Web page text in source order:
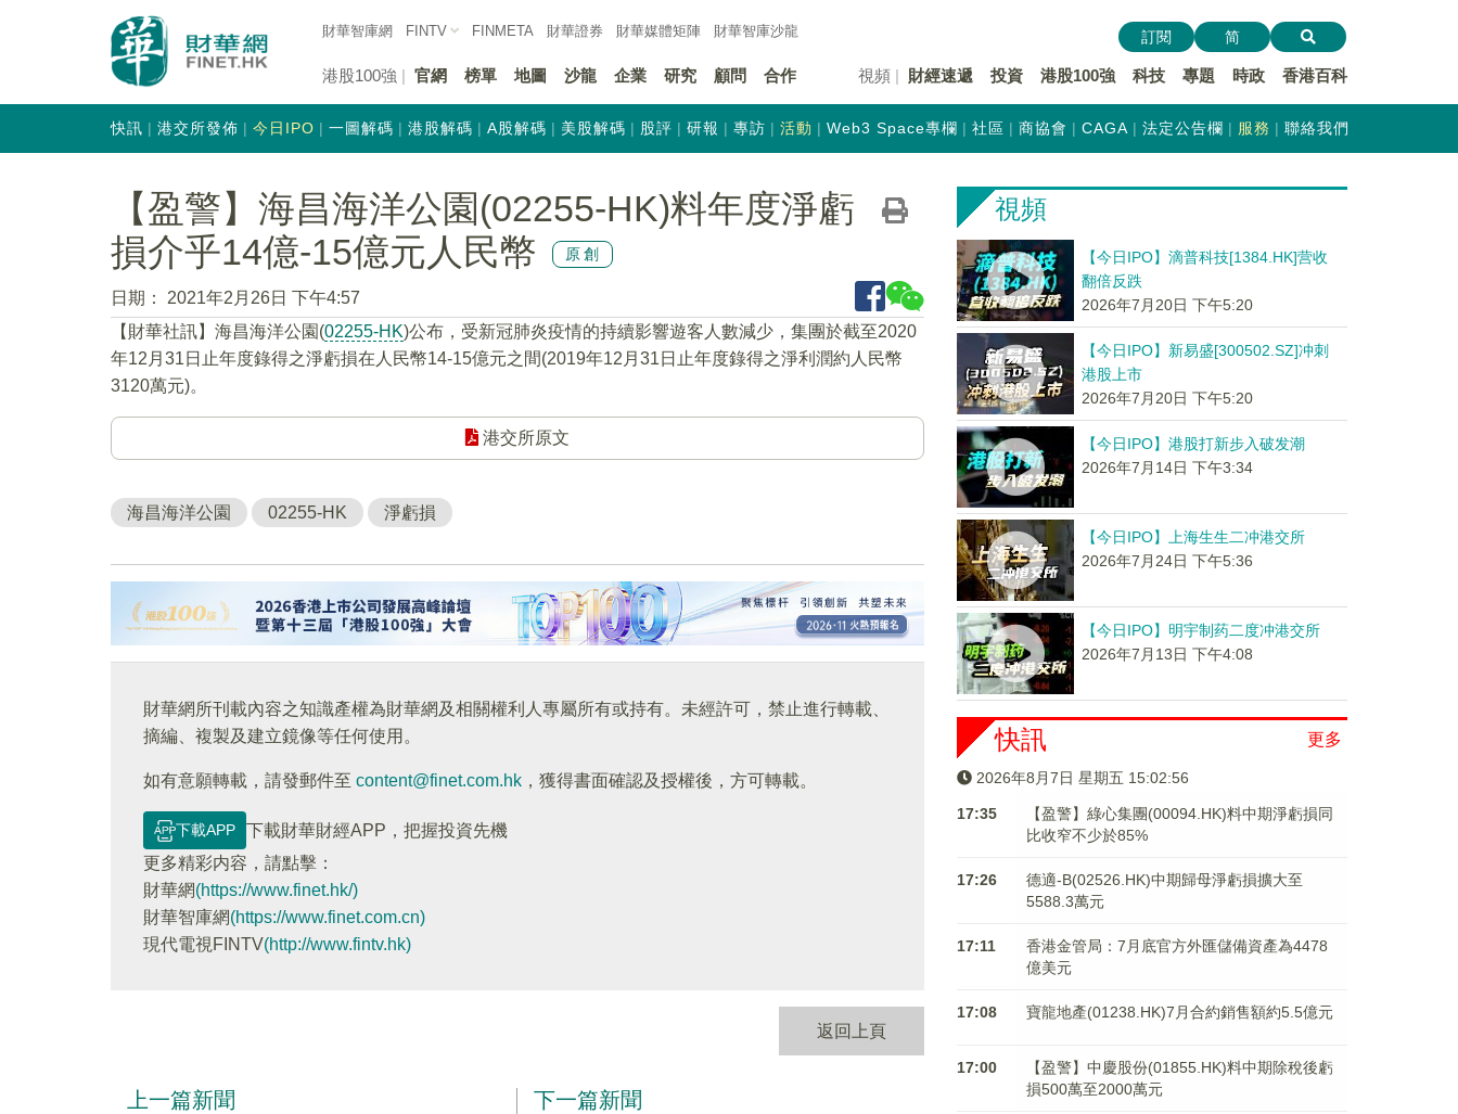
財華智庫網 FINTV FINMETA 財華證券 財華媒體矩陣 財華智庫沙龍
港股100強 官網 榜單 地圖 沙龍 企業 研究 顧問 合作 視頻 財經速遞 投資 港股100強 科技 專題 時政 香港百科
訂閱 简
快訊 港交所發佈 今日IPO 一圖解碼 港股解碼 A股解碼 美股解碼 股評 研報 專訪 活動 Web3 Space專欄 社區 商協會 CAGA 法定公告欄 服務 聯絡我們
【盈警】海昌海洋公園(02255-HK)料年度淨虧
損介乎14億-15億元人民幣
原創
日期：
2021年2月26日 下午4:57
【財華社訊】海昌海洋公園(02255-HK)公布，受新冠肺炎疫情的持續影響遊客人數減少，集團於截至2020
年12月31日止年度錄得之淨虧損在人民幣14-15億元之間(2019年12月31日止年度錄得之淨利潤約人民幣
3120萬元)。
港交所原文
海昌海洋公園 02255-HK 淨虧損
財華網所刊載內容之知識產權為財華網及相關權利人專屬所有或持有。未經許可，禁止進行轉載、
摘編、複製及建立鏡像等任何使用。
如有意願轉載，請發郵件至 content@finet.com.hk ，獲得書面確認及授權後，方可轉載。
下載APP
下載財華財經APP，把握投資先機
更多精彩内容，請點擊：
財華網(https://www.finet.hk/)
財華智庫網(https://www.finet.com.cn)
現代電視FINTV(http://www.fintv.hk)
返回上頁
上一篇新聞 下一篇新聞
視頻
【今日IPO】滴普科技[1384.HK]营收
翻倍反跌
2026年7月20日 下午5:20
【今日IPO】新易盛[300502.SZ]冲刺
港股上市
2026年7月20日 下午5:20
【今日IPO】港股打新步入破发潮
2026年7月14日 下午3:34
【今日IPO】上海生生二冲港交所
2026年7月24日 下午5:36
【今日IPO】明宇制药二度冲港交所
2026年7月13日 下午4:08
更多
快訊
2026年8月7日 星期五 15:02:57
17:35
【盈警】綠心集團(00094.HK)料中期淨虧損同
比收窄不少於85%
17:26
德適-B(02526.HK)中期歸母淨虧損擴大至
5588.3萬元
17:11
香港金管局：7月底官方外匯儲備資產為4478
億美元
17:08 寶龍地產(01238.HK)7月合約銷售額約5.5億元
17:00
【盈警】中慶股份(01855.HK)料中期除稅後虧
損500萬至2000萬元